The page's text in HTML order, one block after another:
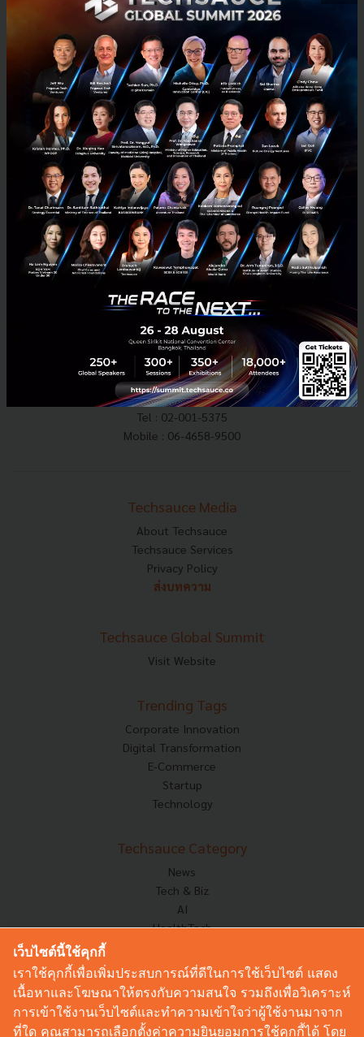
ศูนย์วิจัยกสิกรไทย ชี้หนี้ครัวเรือนของไทย Q1 2020 ลดลง แต่ยัง
เปราะบาง
ศูนย์วิจัยกสิกรไทย คาดสัดส่วนหนี้ต่อ GDP ของไทยอาจขยับสูงไปอยู่ใน
กรอบ 88-90 เปอร์เซ็นต์ในสิ้นปีนี้ คาดคงที่สักระยะ เหตุเศรษฐกิจหดตัว
แรง คนซื้อทรัพย์สินใหญ่เพิ่ม และมาตรการช่วยเหลือ...
กรกฎาคม 9, 2020| ByTechsauce Team
PR News GDP KResearch Household Debt
E-mail :contact@techsauce.co
Tel : 02-001-5375
Mobile : 06-4658-9500
Techsauce Media
About Techsauce
Techsauce Services
Privacy Policy
ส่งบทความ
Techsauce Global Summit
Visit Website
Trending Tags
Corporate Innovation
Digital Transformation
E-Commerce
Startup
Technology
Techsauce Category
News
Tech & Biz
AI
HealthTech
Corp Innov
Saucy Thoughts
Based On
Sustainable
เว็บไซต์นี้ใช้คุกกี้
เราใช้คุกกี้เพื่อเพิ่มประสบการณ์ที่ดีในการใช้เว็บไซต์ แสดง
เนื้อหาและโฆษณาให้ตรงกับความสนใจ รวมถึงเพื่อวิเคราะห์
การเข้าใช้งานเว็บไซต์และทำความเข้าใจว่าผู้ใช้งานมาจาก
ที่ใด คุณสามารถเลือกตั้งค่าความยินยอมการใช้คุกกี้ได้ โดย